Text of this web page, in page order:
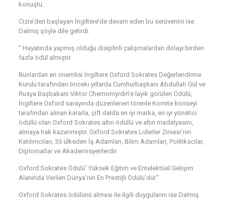
konuştu.
Cizre’den başlayan İngiltere’de devam eden bu serüvenini ise
Dalmış şöyle dile getirdi:
” Hayatında yapmış olduğu disiplinli çalışmalardan dolayı birden
fazla ödül almıştır.
Bunlardan en önemlisi İngiltere Oxford Sokrates Değerlendirme
Kurulu tarafından önceki yıllarda Cumhurbaşkanı Abdullah Gül ve
Rusya Başbakanı Viktor Chernomyrdin’e layık görülen Ödülü,
İngiltere Oxford sarayında düzenlenen törenle Komite konseyi
tarafından alınan kararla, çift dalda en iyi marka, en iyi yönetici
ödüllü olan Oxford Sokrates altın ödüllü ve altın madalyasını,
almaya hak kazanmıştır. Oxford Sokrates Liderler Zirvesi’nin
Katılımcıları, 33 ülkeden İş Adamları, Bilim Adamları, Politikacılar,
Diplomatlar ve Akademisyenlerdir.
Oxford Sokrates Ödülü’ Yüksek Eğitim ve Entelektüel Gelişim
Alanında Verilen Dünya’nın En Prestijli Ödülü’dür.”
Oxford Sokrates ödülünü alması ile ilgili duygularını ise Dalmış